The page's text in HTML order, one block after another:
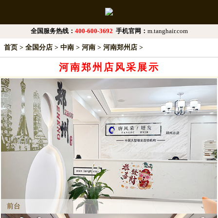
全国服务热线： 400-600-3692 手机官网： m.tanghair.com
首页 > 全国分店 > 中南 > 河南 > 河南郑州店 >
河南郑州店风采展示
前台